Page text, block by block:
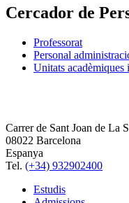
Cercador de
Professorat
Personal
Unitats acadèmiques
Carrer de Sant Joan de La
08022 Barcelona
Espanya
Tel. (+34) 932902400
Estudis